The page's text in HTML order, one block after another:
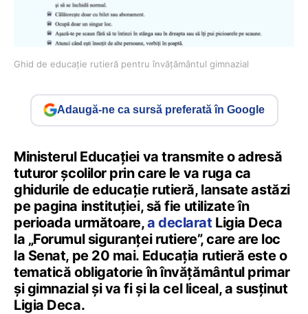
Ghid de educație rutieră pentru învățământul gimnazial
Adaugă-ne ca sursă preferată în Google
Ministerul Educației va transmite o adresă
tuturor școlilor prin care le va ruga ca
ghidurile de educație rutieră, lansate astăzi
pe pagina instituției, să fie utilizate în
perioada următoare,a declarat Ligia Deca
la „Forumul siguranței rutiere”, care are loc
la Senat, pe 20 mai. Educația rutieră este o
tematică obligatorie în învățământul primar
și gimnazial și va fi și la cel liceal, a susținut
Ligia Deca.